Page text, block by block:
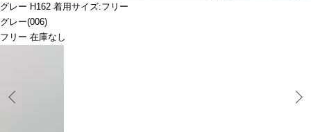
グレー H162 着用サイズ:フリー
グレー(006)
フリー 在庫なし